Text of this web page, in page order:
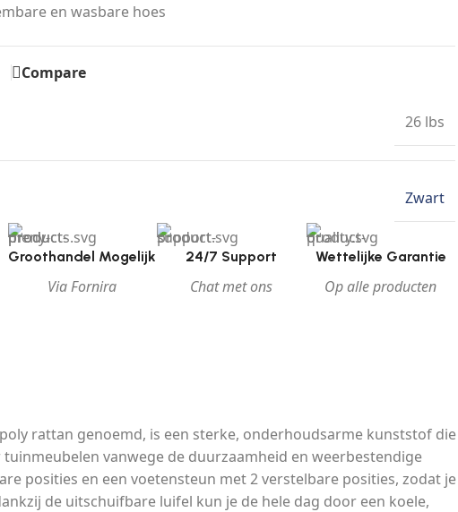
en wasbare hoes
Compare
26 lbs
Zwart
Groothandel Mogelijk
Via Fornira
24/7 Support
Chat met ons
Wettelijke Garantie
Op alle producten
rattan genoemd, is een sterke, onderhoudsarme kunststof die
vanwege de duurzaamheid en weerbestendige
posities en een voetensteun met 2 verstelbare posities, zodat je
de uitschuifbare luifel kun je de hele dag door een koele,